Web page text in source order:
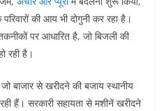
की आय भी दोगुनी कर रहा है।
पर आधारित है, जो बिजली की
रही है।
बाजार से खरीदने की बजाय स्थानीय
हैं। सरकारी सहायता से मशीनें खरीदने